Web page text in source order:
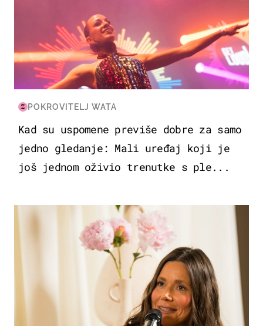
POKROVITELJ WATA
Kad su uspomene previše dobre za samo
jedno gledanje: Mali uređaj koji je
još jednom oživio trenutke s ple...
MODA & LJEPOTA